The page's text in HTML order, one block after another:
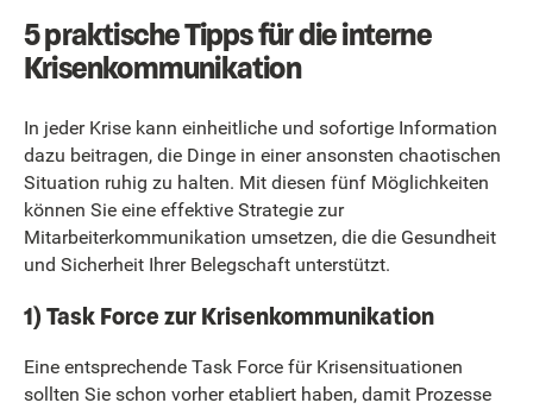
5 praktische Tipps für die interne
Krisenkommunikation
In jeder Krise kann einheitliche und sofortige Information
dazu beitragen, die Dinge in einer ansonsten chaotischen
Situation ruhig zu halten. Mit diesen fünf Möglichkeiten
können Sie eine effektive Strategie zur
Mitarbeiterkommunikation umsetzen, die die Gesundheit
und Sicherheit Ihrer Belegschaft unterstützt.
1) Task Force zur Krisenkommunikation
Eine entsprechende Task Force für Krisensituationen
sollten Sie schon vorher etabliert haben, damit Prozesse